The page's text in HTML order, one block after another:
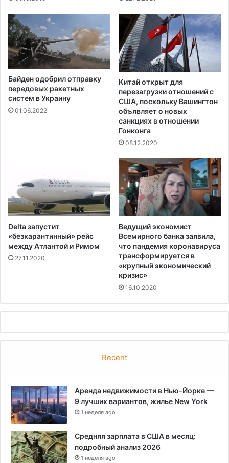
ь
х
о
л
е
с
т
е
р
и
Байден одобрил отправку
передовых ракетных
систем в Украину
01.06.2022
Китай открыт для
перезагрузки отношений с
США, поскольку Вашингтон
объявляет о новых
санкциях в отношении
Гонконга
08.12.2020
Delta запустит
«безкарантинный» рейс
между Атлантой и Римом
27.11.2020
Ведущий экономист
Всемирного банка заявила,
что пандемия коронавируса
трансформируется в
«крупный экономический
кризис»
16.10.2020
Recent
Аренда недвижимости в Нью-Йорке —
9 лучших вариантов, жилье New York
1 неделя ago
Средняя зарплата в США в месяц:
подробный анализ 2026
1 неделя ago